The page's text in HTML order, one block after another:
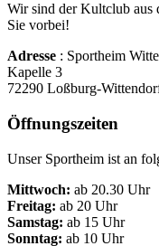
Wir sind der Kultclub aus
Sie vorbei!
Adresse : Sportheim
Kapelle 3
72290 Loßburg-
Öffnungszeiten
Unser Sportheim ist an
Mittwoch: ab 20.30 Uhr
Freitag: ab 20 Uhr
Samstag: ab 15 Uhr
Sonntag: ab 10 Uhr